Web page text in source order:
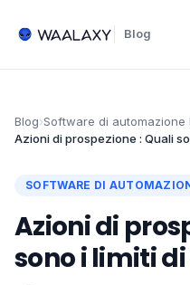
Blog
Blog›Software di automazione
Azioni di prospezione : Quali
SOFTWARE DI
Azioni di
sono i limiti